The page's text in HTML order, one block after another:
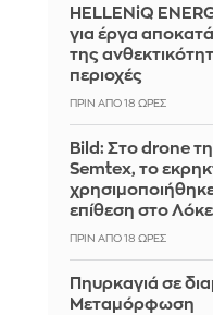
HELLENiQ
για έργα
της
περιοχές
ΠΡΙΝ ΑΠΌ 18 ΏΡΕΣ
Bild: Στο drone
Semtex, το
επίθεση στο
ΠΡΙΝ ΑΠΌ 18 ΏΡΕΣ
Πηυρκαγιά σε
Μεταμόρφωση